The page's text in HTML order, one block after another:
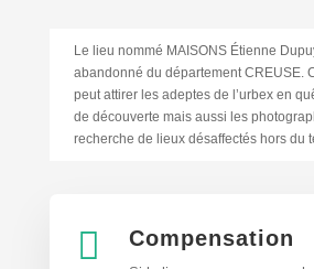
Le lieu nommé MAISONS Étienne
abandonné du département CREUSE.
peut attirer les adeptes de l’urbex en
de découverte mais aussi les
recherche de lieux désaffectés hors du
 Compensation